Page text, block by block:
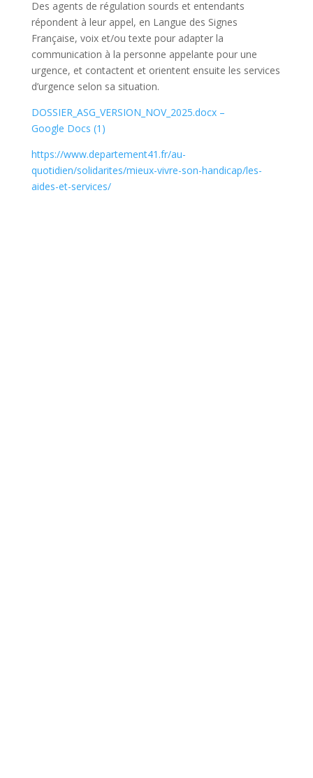
Des agents de régulation sourds et entendants
répondent à leur appel, en Langue des Signes
Française, voix et/ou texte pour adapter la
communication à la personne appelante pour une
urgence, et contactent et orientent ensuite les services
d’urgence selon sa situation.
DOSSIER_ASG_VERSION_NOV_2025.docx –
Google Docs (1)
https://www.departement41.fr/au-
quotidien/solidarites/mieux-vivre-son-handicap/les-
aides-et-services/